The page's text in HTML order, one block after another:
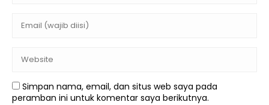
Simpan nama, email, dan situs web saya pada
peramban ini untuk komentar saya berikutnya.